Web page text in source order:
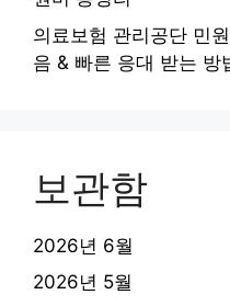
의료보험 관리공단 민
음 & 빠른 응대 받는 방
보관함
2026년 6월
2026년 5월